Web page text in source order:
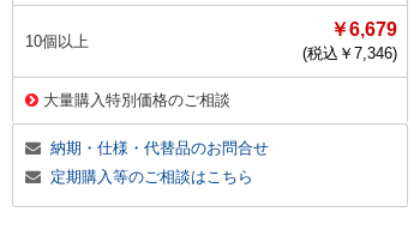
10個以上
￥6,679
(税込￥ 7,346)
大量購入特別価格のご相談
納期・仕様・代替品のお問合せ
定期購入等のご相談はこちら